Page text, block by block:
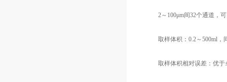
2～100μm间32个通道，可
取样体积：0.2～500ml，
取样体积相对误差：优于